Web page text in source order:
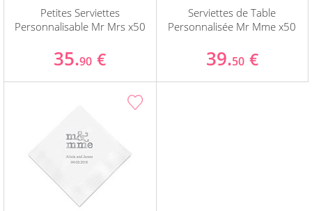
Petites Serviettes
Personnalisable Mr Mrs x50
35.90 €
Serviettes de Table
Personnalisée Mr Mme x50
39.50 €